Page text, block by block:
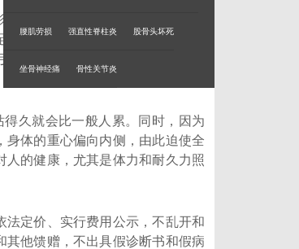
腰肌劳损 强直性脊柱炎 股骨头坏死
坐骨神经痛 骨性关节炎
常的走路。有遗传性的先天性
主要原因是鞋跟，任何高度的鞋
度降低，不但会加重平足，而且
久就会比一般人累。同时，因为
身体的重心偏向内侧，由此迫使全
的健康，尤其是体力和耐久力照
定价、实行费用公示，不乱开和
他馈赠，不出具假诊断书和假病